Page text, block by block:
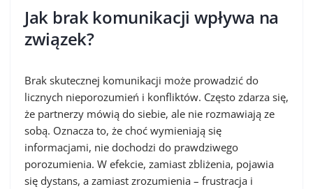
Jak brak komunikacji wpływa na
związek?
Brak skutecznej komunikacji może prowadzić do
licznych nieporozumień i konfliktów. Często zdarza się,
że partnerzy mówią do siebie, ale nie rozmawiają ze
sobą. Oznacza to, że choć wymieniają się
informacjami, nie dochodzi do prawdziwego
porozumienia. W efekcie, zamiast zbliżenia, pojawia
się dystans, a zamiast zrozumienia – frustracja i